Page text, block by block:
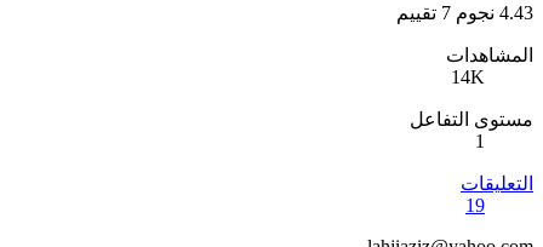
4.43 نجوم 7 تقييم
المشاهدات
14K
مستوى التفاعل
1
التعليقات
19